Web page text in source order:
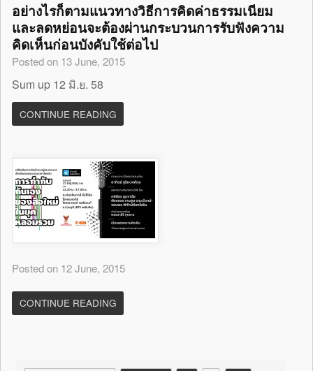
อย่างไรก็ตามแนวทางวิธีการคิดค่าธรรมเนียม
และลดหย่อนจะต้องผ่านกระบวนการรับฟังความ
คิดเห็นก่อนบังคับใช้ต่อไป
Posted on 13 June, 2015
Sum up 12 มิ.ย. 58
CONTINUE READING
Posted on 12 June, 2015
CONTINUE READING